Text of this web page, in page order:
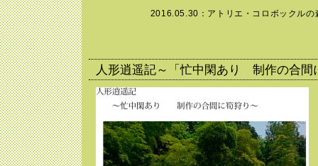
2016.05.30： アトリエ・コロボックルの
人形逍遥記～「忙中閑あり 制作の合間